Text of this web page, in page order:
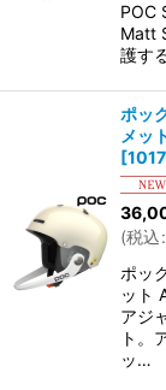
POC
Matt
護す
ポッ
メッ
[
(税込:
ポッ
ット
アジ
ト。
ッ…